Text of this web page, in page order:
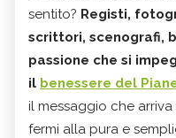
sentito? Registi,
scrittori, scenografi,
passione che si
il benessere del
il messaggio che
fermi alla pura e